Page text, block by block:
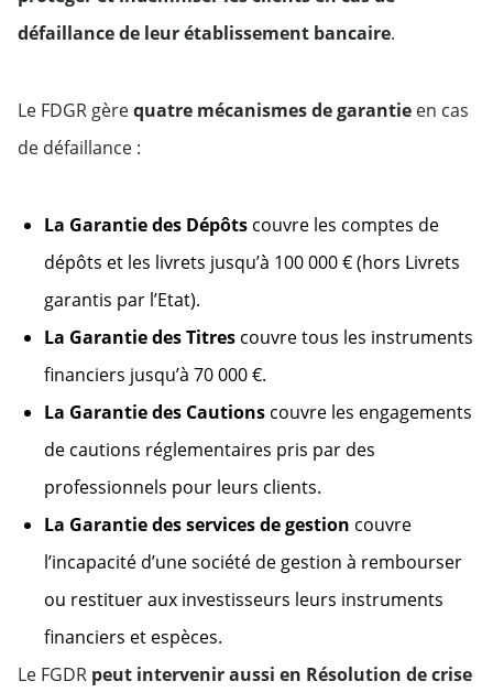
défaillance de leur établissement bancaire.
Le FDGR gèrequatre mécanismes de garantie en cas
de défaillance :
La Garantie des Dépôts couvre les comptes de
dépôts et les livrets jusqu’à 100 000 € (hors Livrets
garantis par l’Etat).
La Garantie des Titres couvre tous les instruments
financiers jusqu’à 70 000 €.
La Garantie des Cautions couvre les engagements
de cautions réglementaires pris par des
professionnels pour leurs clients.
La Garantie des services de gestion couvre
l’incapacité d’une société de gestion à rembourser
ou restituer aux investisseurs leurs instruments
financiers et espèces.
Le FGDR peut intervenir aussi en Résolution de crise